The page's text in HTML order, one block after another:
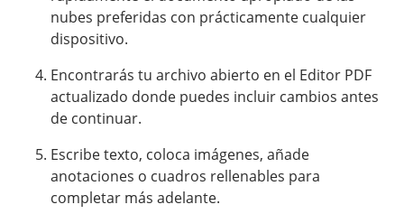
nubes preferidas con prácticamente cualquier
dispositivo.
Encontrarás tu archivo abierto en el Editor PDF
actualizado donde puedes incluir cambios antes
de continuar.
Escribe texto, coloca imágenes, añade
anotaciones o cuadros rellenables para
completar más adelante.